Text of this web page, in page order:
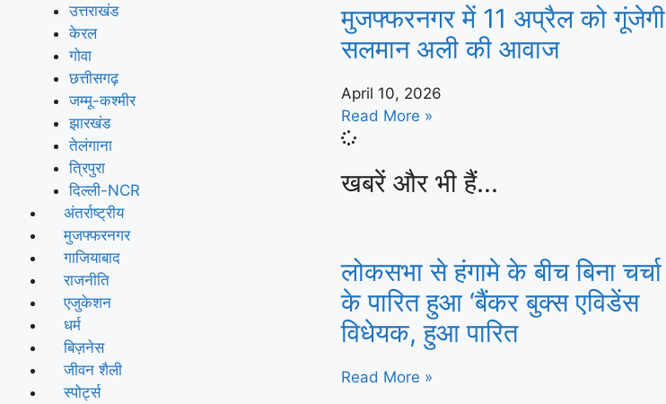
उत्तराखंड
केरल
गोवा
छत्तीसगढ़
जम्मू-कश्मीर
झारखंड
तेलंगाना
त्रिपुरा
दिल्ली-NCR
अंतर्राष्ट्रीय
मुजफ्फरनगर
गाजियाबाद
राजनीति
एजुकेशन
धर्म
बिज़नेस
जीवन शैली
स्पोर्ट्स
मुजफ्फरनगर में 11 अप्रैल को गूंजेगी
सलमान अली की आवाज
April 10, 2026
Read More »
खबरें और भी हैं...
लोकसभा से हंगामे के बीच बिना चर्चा
के पारित हुआ ‘बैंकर बुक्स एविडेंस
विधेयक, हुआ पारित
Read More »